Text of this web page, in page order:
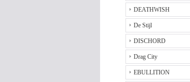
DEATHWISH
De Stijl
DISCHORD
Drag City
EBULLITION